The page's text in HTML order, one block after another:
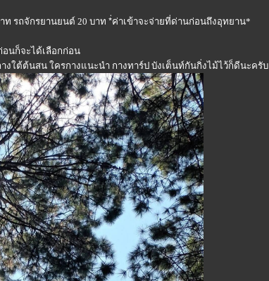
ท รถจักรยานยนต์ 20 บาท *่ค่าเข้าจะจ่ายที่ด่านก่อนถึงอุทยาน*
อนก็จะได้เลือกก่อน
งใต้ต้นสน ใครกางแนะนำ กางทาร์ป บังเต็นท์กันกิ่งไม้ไว้ก็ดีนะครับ